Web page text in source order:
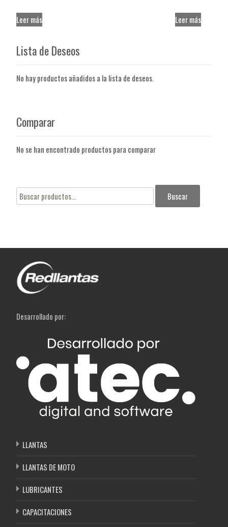
Leer más Leer más
Lista de Deseos
No hay productos añadidos a la lista de deseos.
Comparar
No se han encontrado productos para comparar
Buscar
por:
Buscar
Desarrollado por:
LLANTAS
LLANTAS DE MOTO
LUBRICANTES
CAPACITACIONES